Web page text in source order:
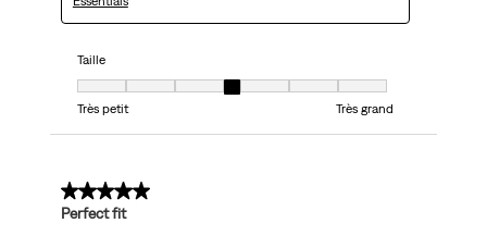
Taille
Taille, 4 sur 7, où 1 est égal à Très petit et 7 est égal à Très grand
Très petit
Très grand
5 sur 5 étoiles.
Perfect fit